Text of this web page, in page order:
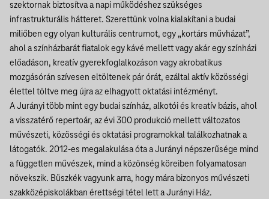
szektornak biztosítva a napi működéshez szükséges
infrastrukturális hátteret. Szerettünk volna kialakítani a budai
miliőben egy olyan kulturális centrumot, egy „kortárs művházat”,
ahol a színházbarát fiatalok egy kávé mellett vagy akár egy színházi
előadáson, kreatív gyerekfoglalkozáson vagy akrobatikus
mozgásórán szívesen eltöltenek pár órát, ezáltal aktív közösségi
élettel töltve meg újra az elhagyott oktatási intézményt.
A Jurányi több mint egy budai színház, alkotói és kreatív bázis, ahol
a visszatérő repertoár, az évi 300 produkció mellett változatos
művészeti, közösségi és oktatási programokkal találkozhatnak a
látogatók. 2012-es megalakulása óta a Jurányi népszerűsége mind
a független művészek, mind a közönség köreiben folyamatosan
növekszik. Büszkék vagyunk arra, hogy mára bizonyos művészeti
szakközépiskolákban érettségi tétel lett a Jurányi Ház.